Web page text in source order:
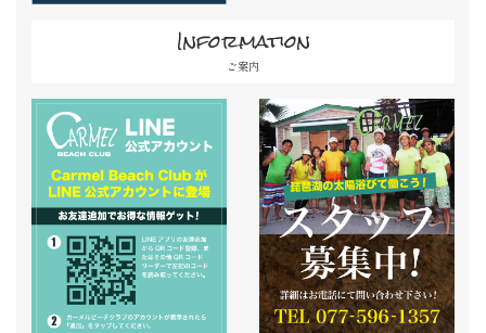
Information
ご案内